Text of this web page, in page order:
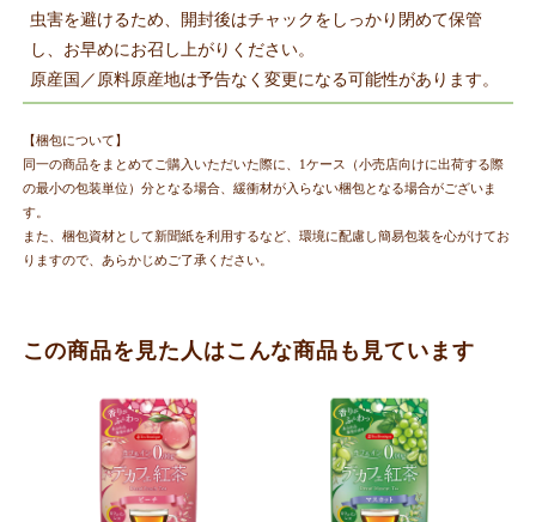
虫害を避けるため、開封後はチャックをしっかり閉めて保管
し、お早めにお召し上がりください。
原産国／原料原産地は予告なく変更になる可能性があります。
【梱包について】
同一の商品をまとめてご購入いただいた際に、1ケース（小売店向けに出荷する際
の最小の包装単位）分となる場合、緩衝材が入らない梱包となる場合がございま
す。
また、梱包資材として新聞紙を利用するなど、環境に配慮し簡易包装を心がけてお
りますので、あらかじめご了承ください。
この商品を見た人はこんな商品も見ています